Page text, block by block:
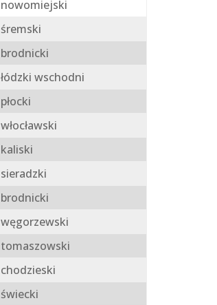
nowomiejski
śremski
brodnicki
łódzki wschodni
płocki
włocławski
kaliski
sieradzki
brodnicki
węgorzewski
tomaszowski
chodzieski
świecki